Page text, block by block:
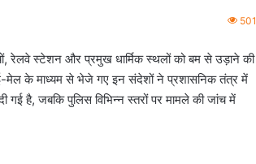
501
रेलवे स्टेशन और प्रमुख धार्मिक स्थलों को बम से उड़ाने की
ई-मेल के माध्यम से भेजे गए इन संदेशों ने प्रशासनिक तंत्र में
गई है, जबकि पुलिस विभिन्न स्तरों पर मामले की जांच में